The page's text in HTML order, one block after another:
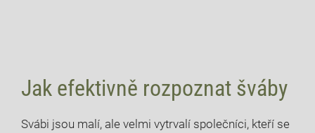
Jak efektivně rozpoznat šváby
Svábi ⁤jsou⁤ malí, ale velmi vytrvalí společníci,⁣ kteří se⁤